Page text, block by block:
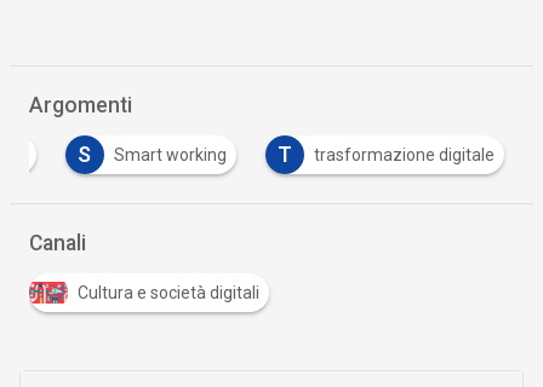
Argomenti
S Smart working T trasformazione digitale
Canali
Cultura e società digitali